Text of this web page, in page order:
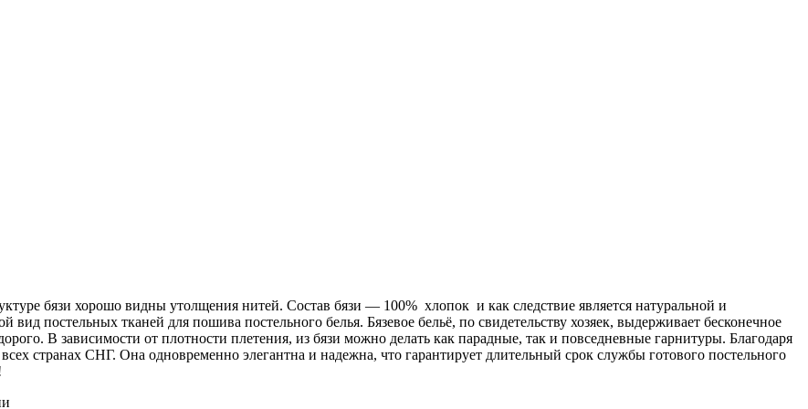
бязи хорошо видны утолщения нитей. Состав бязи ― 100% хлопок и как следствие является натуральной и
постельных тканей для пошива постельного белья. Бязевое бельё, по свидетельству хозяек, выдерживает бесконечное
В зависимости от плотности плетения, из бязи можно делать как парадные, так и повседневные гарнитуры. Благодаря
странах СНГ. Она одновременно элегантна и надежна, что гарантирует длительный срок службы готового постельного